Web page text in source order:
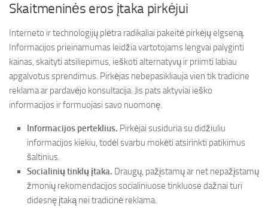
Skaitmeninės eros įtaka pirkėjui
Interneto ir technologijų plėtra radikaliai pakeitė pirkėjų elgseną.
Informacijos prieinamumas leidžia vartotojams lengvai palyginti
kainas, skaityti atsiliepimus, ieškoti alternatyvų ir priimti labiau
apgalvotus sprendimus. Pirkėjas nebepasikliauja vien tik tradicine
reklama ar pardavėjo konsultacija. Jis pats aktyviai ieško
informacijos ir formuojasi savo nuomonę.
Informacijos perteklius. Pirkėjai susiduria su didžiuliu
informacijos kiekiu, todėl svarbu mokėti atsirinkti patikimus
šaltinius.
Socialinių tinklų įtaka. Draugų, pažįstamų ar net nepažįstamų
žmonių rekomendacijos socialiniuose tinkluose dažnai turi
didesnę įtaką nei tradicinė reklama.